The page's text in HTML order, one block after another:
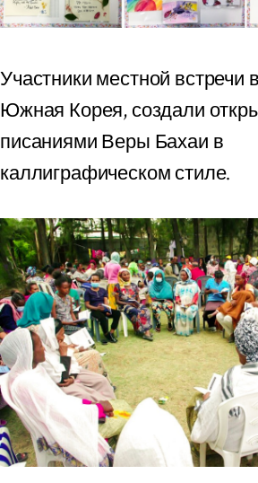
Участники местной встречи
Южная Корея, создали
писаниями Веры Бахаи в
каллиграфическом стиле.